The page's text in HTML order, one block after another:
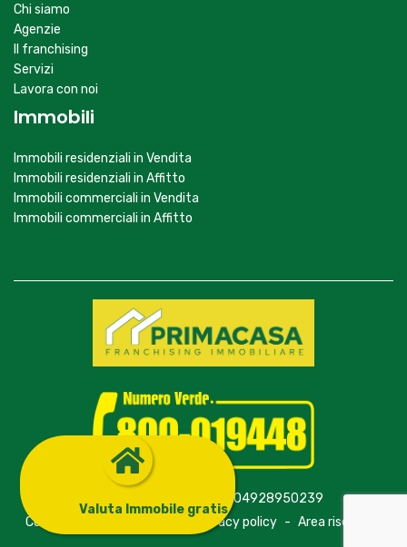
Valuta Immobile gratis
Chi siamo
Agenzie
Il franchising
Servizi
Lavora con noi
Immobili
Immobili residenziali in Vendita
Immobili residenziali in Affitto
Immobili commerciali in Vendita
Immobili commerciali in Affitto
© Primagroup S.r.l. - P.Iva 04928950239
Contatti
- Privacy policy - Area riservata